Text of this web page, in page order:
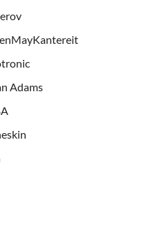
Adams